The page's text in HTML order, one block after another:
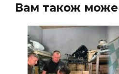
Вам також може